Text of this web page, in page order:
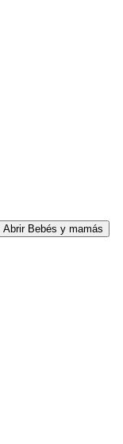
Abrir Bebés y mamás